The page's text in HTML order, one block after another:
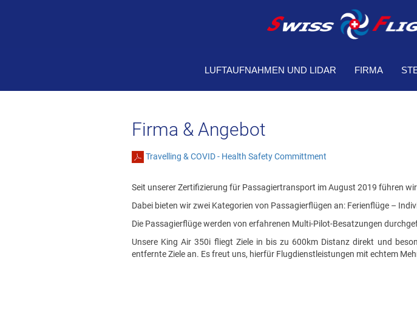
LUFTAUFNAHMEN UND LIDAR FIRMA
Firma & Angebot
Travelling & COVID - Health Safety Committment
Seit unserer Zertifizierung für Passagiertransport im August 2019 führen
Dabei bieten wir zwei Kategorien von Passagierflügen an: Ferienflüge –
Die Passagierflüge werden von erfahrenen Multi-Pilot-Besatzungen
Unsere King Air 350i fliegt Ziele in bis zu 600km Distanz direkt und
entfernte Ziele an. Es freut uns, hierfür Flugdienstleistungen mit echtem